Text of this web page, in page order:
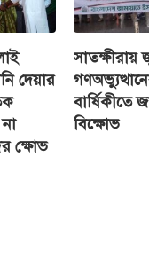
দেয়ার
ক্ষোভ
সাতক্ষীরায়
বার্ষিকীতে
বিক্ষোভ